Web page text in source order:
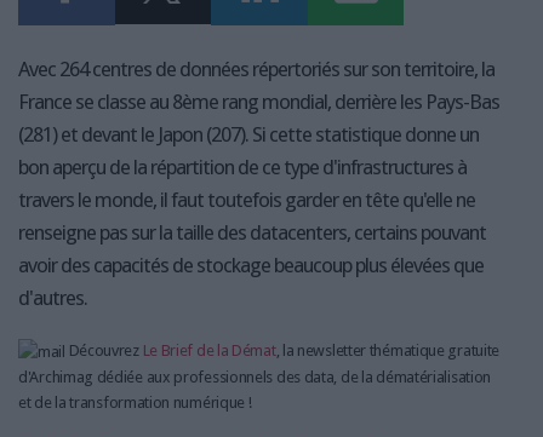
Avec 264 centres de données répertoriés sur son territoire, la
France se classe au 8ème rang mondial, derrière les Pays-Bas
(281) et devant le Japon (207). Si cette statistique donne un
bon aperçu de la répartition de ce type d'infrastructures à
travers le monde, il faut toutefois garder en tête qu'elle ne
renseigne pas sur la taille des datacenters, certains pouvant
avoir des capacités de stockage beaucoup plus élevées que
d'autres.
Découvrez Le Brief de la Démat, la newsletter thématique gratuite
d'Archimag dédiée aux professionnels des data, de la dématérialisation
et de la transformation numérique !